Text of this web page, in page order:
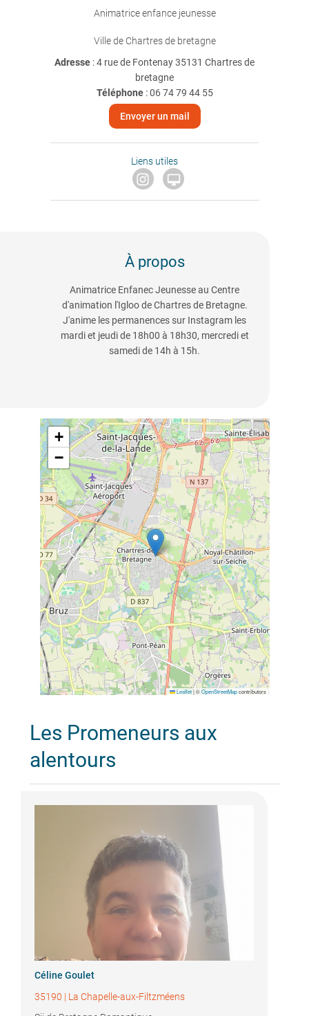
Animatrice enfance jeunesse
Ville de Chartres de bretagne
Adresse : 4 rue de Fontenay 35131 Chartres de
bretagne
Téléphone:06 74 79 44 55
Envoyer un mail
Liens utiles

À propos
Animatrice Enfanec Jeunesse au Centre
d'animation l'Igloo de Chartres de Bretagne.
J'anime les permanences sur Instagram les
mardi et jeudi de 18h00 à 18h30, mercredi et
samedi de 14h à 15h.
+
−
Leaflet |©OpenStreetMapcontributors
Les Promeneurs aux
alentours
Céline Goulet
35190 | La Chapelle-aux-Filtzméens